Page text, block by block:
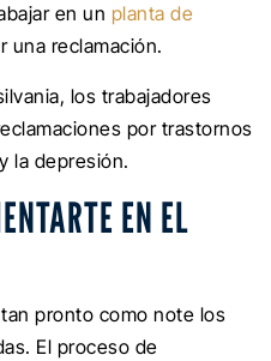
en un planta de
una reclamación.
los trabajadores
por trastornos
la depresión.
EN EL
pronto como note los
El proceso de